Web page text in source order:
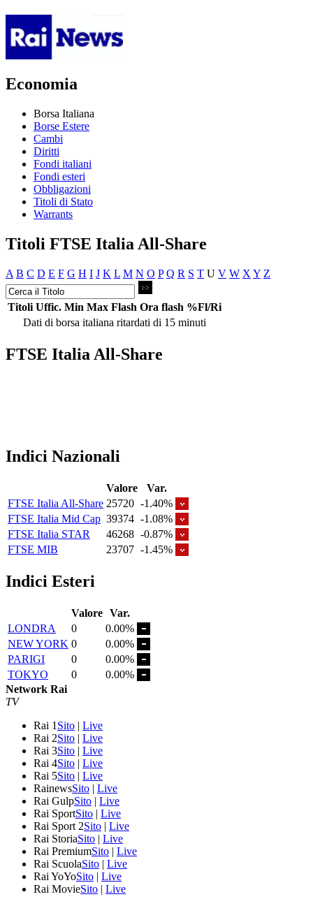
Economia
Borsa Italiana
Borse Estere
Cambi
Diritti
Fondi italiani
Fondi esteri
Obbligazioni
Titoli di Stato
Warrants
Titoli FTSE Italia All-Share
A B C D E F G H I J K L M N O P Q R S T U V W X Y Z
Titoli Uffic. Min Max Flash Ora flash %Fl/Ri
Dati di borsa italiana ritardati di 15 minuti
FTSE Italia All-Share
Indici Nazionali
Valore
Var.
FTSE Italia All-Share 25720 -1.40%
FTSE Italia Mid Cap 39374 -1.08%
FTSE Italia STAR
46268 -0.87%
FTSE MIB
23707 -1.45%
Indici Esteri
Valore Var.
LONDRA
0
0.00%
NEW YORK 0
0.00%
PARIGI
0
0.00%
TOKYO
0
0.00%
Network Rai
TV
Rai 1 Sito | Live
Rai 2Sito | Live
Rai 3Sito | Live
Rai 4Sito | Live
Rai 5Sito | Live
RainewsSito | Live
Rai GulpSito | Live
Rai SportSito | Live
Rai Sport 2Sito | Live
Rai StoriaSito | Live
Rai PremiumSito | Live
Rai ScuolaSito | Live
Rai YoYoSito | Live
Rai MovieSito | Live